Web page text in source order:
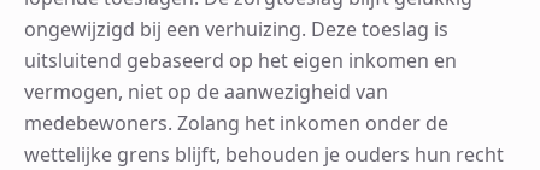
ongewijzigd bij een verhuizing. Deze toeslag is
uitsluitend gebaseerd op het eigen inkomen en
vermogen, niet op de aanwezigheid van
medebewoners. Zolang het inkomen onder de
wettelijke grens blijft, behouden je ouders hun recht